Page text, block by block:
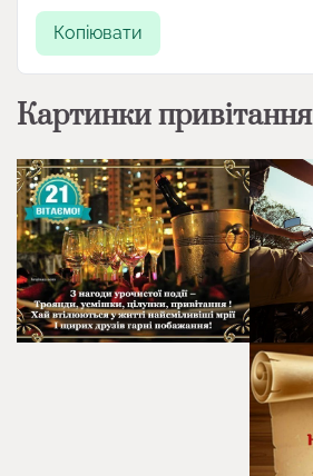
Копіювати
Картинки привітання